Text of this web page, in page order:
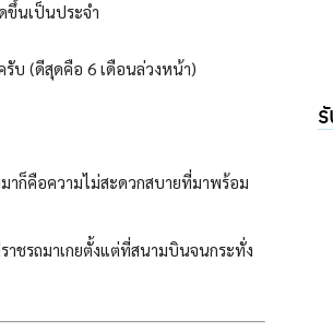
ขึ้นเป็นประจำ
รับ (ดีสุดคือ 6 เดือนล่วงหน้า)
าก็คือความไม่สะดวกสบายที่มาพร้อม
าชรถมาเกยตั้งแต่ที่สนามบินจนกระทั่ง